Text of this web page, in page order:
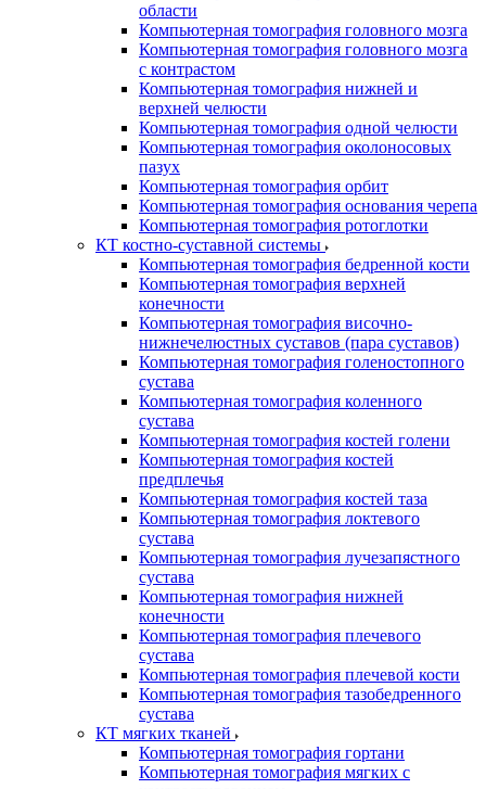
области
Компьютерная томография головного мозга
Компьютерная томография головного мозга
с контрастом
Компьютерная томография нижней и
верхней челюсти
Компьютерная томография одной челюсти
Компьютерная томография околоносовых
пазух
Компьютерная томография орбит
Компьютерная томография основания черепа
Компьютерная томография ротоглотки
КТ костно-суставной системы
Компьютерная томография бедренной кости
Компьютерная томография верхней
конечности
Компьютерная томография височно-
нижнечелюстных суставов (пара суставов)
Компьютерная томография голеностопного
сустава
Компьютерная томография коленного
сустава
Компьютерная томография костей голени
Компьютерная томография костей
предплечья
Компьютерная томография костей таза
Компьютерная томография локтевого
сустава
Компьютерная томография лучезапястного
сустава
Компьютерная томография нижней
конечности
Компьютерная томография плечевого
сустава
Компьютерная томография плечевой кости
Компьютерная томография тазобедренного
сустава
КТ мягких тканей
Компьютерная томография гортани
Компьютерная томография мягких с